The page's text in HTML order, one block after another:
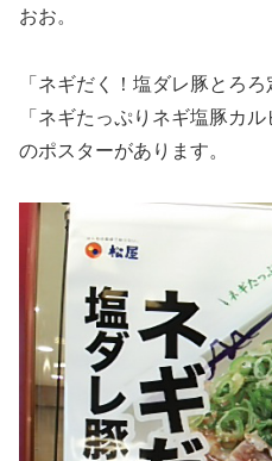
おお。
「ネギだく！塩ダレ豚とろろ
「ネギたっぷりネギ塩豚カル
のポスターがあります。